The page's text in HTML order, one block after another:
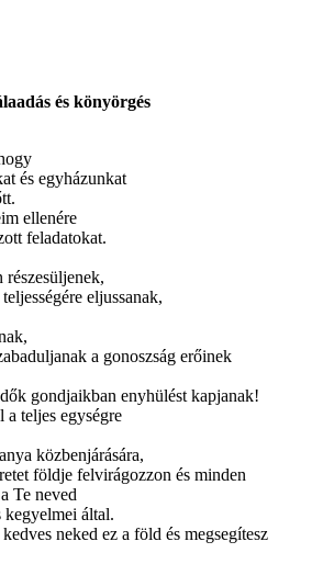
és könyörgés
és egyházunkat
ellenére
feladatokat.
részesüljenek,
eljussanak,
a gonoszság erőinek
gondjaikban enyhülést kapjanak!
a teljes egységre
közbenjárására,
földje felvirágozzon és minden
Te neved
kegyelmei által.
neked ez a föld és megsegítesz